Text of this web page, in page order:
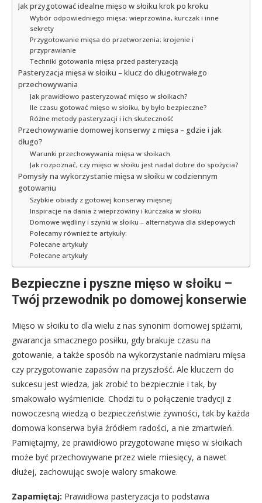
Jak przygotować idealne mięso w słoiku krok po kroku
Wybór odpowiedniego mięsa: wieprzowina, kurczak i inne
sekrety
Przygotowanie mięsa do przetworzenia: krojenie i
przyprawianie
Techniki gotowania mięsa przed pasteryzacją
Pasteryzacja mięsa w słoiku – klucz do długotrwałego
przechowywania
Jak prawidłowo pasteryzować mięso w słoikach?
Ile czasu gotować mięso w słoiku, by było bezpieczne?
Różne metody pasteryzacji i ich skuteczność
Przechowywanie domowej konserwy z mięsa – gdzie i jak
długo?
Warunki przechowywania mięsa w słoikach
Jak rozpoznać, czy mięso w słoiku jest nadal dobre do spożycia?
Pomysły na wykorzystanie mięsa w słoiku w codziennym
gotowaniu
Szybkie obiady z gotowej konserwy mięsnej
Inspiracje na dania z wieprzowiny i kurczaka w słoiku
Domowe wędliny i szynki w słoiku – alternatywa dla sklepowych
Polecamy również te artykuły:
Polecane artykuły
Polecane artykuły
Bezpieczne i pyszne mięso w słoiku –
Twój przewodnik po domowej konserwie
Mięso w słoiku to dla wielu z nas synonim domowej spiżarni,
gwarancja smacznego posiłku, gdy brakuje czasu na
gotowanie, a także sposób na wykorzystanie nadmiaru mięsa
czy przygotowanie zapasów na przyszłość. Ale kluczem do
sukcesu jest wiedza, jak zrobić to bezpiecznie i tak, by
smakowało wyśmienicie. Chodzi tu o połączenie tradycji z
nowoczesną wiedzą o bezpieczeństwie żywności, tak by każda
domowa konserwa była źródłem radości, a nie zmartwień.
Pamiętajmy, że prawidłowo przygotowane mięso w słoikach
może być przechowywane przez wiele miesięcy, a nawet
dłużej, zachowując swoje walory smakowe.
Zapamiętaj: Prawidłowa pasteryzacja to podstawa